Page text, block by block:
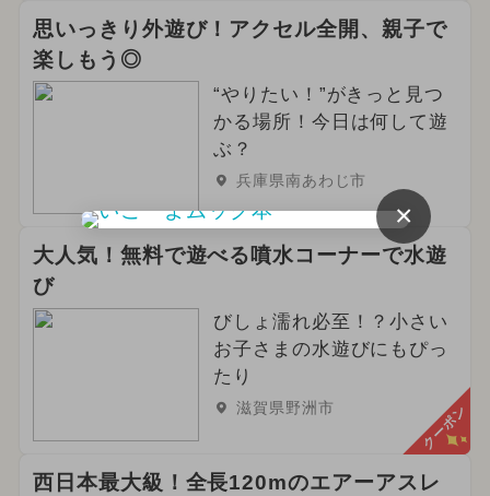
思いっきり外遊び！アクセル全開、親子で
楽しもう◎
“やりたい！”がきっと見つ
かる場所！今日は何して遊
ぶ？
兵庫県南あわじ市
大人気！無料で遊べる噴水コーナーで水遊
び
びしょ濡れ必至！？小さい
お子さまの水遊びにもぴっ
たり
滋賀県野洲市 クーポン
西日本最大級！全長120mのエアーアスレ
×